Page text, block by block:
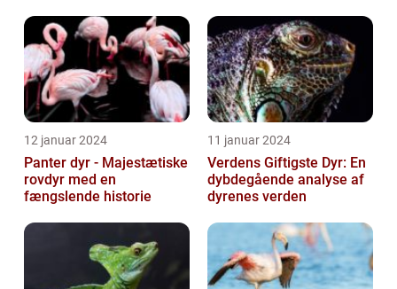
12 januar 2024
Panter dyr - Majestætiske
rovdyr med en
fængslende historie
11 januar 2024
Verdens Giftigste Dyr: En
dybdegående analyse af
dyrenes verden